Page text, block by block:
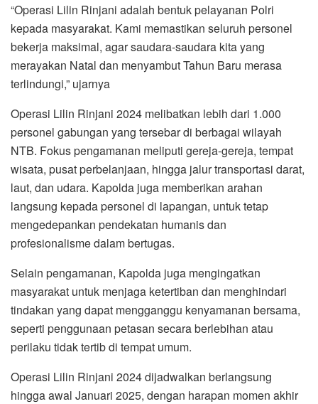
“Operasi Lilin Rinjani adalah bentuk pelayanan Polri
kepada masyarakat. Kami memastikan seluruh personel
bekerja maksimal, agar saudara-saudara kita yang
merayakan Natal dan menyambut Tahun Baru merasa
terlindungi,” ujarnya
Operasi Lilin Rinjani 2024 melibatkan lebih dari 1.000
personel gabungan yang tersebar di berbagai wilayah
NTB. Fokus pengamanan meliputi gereja-gereja, tempat
wisata, pusat perbelanjaan, hingga jalur transportasi darat,
laut, dan udara. Kapolda juga memberikan arahan
langsung kepada personel di lapangan, untuk tetap
mengedepankan pendekatan humanis dan
profesionalisme dalam bertugas.
Selain pengamanan, Kapolda juga mengingatkan
masyarakat untuk menjaga ketertiban dan menghindari
tindakan yang dapat mengganggu kenyamanan bersama,
seperti penggunaan petasan secara berlebihan atau
perilaku tidak tertib di tempat umum.
Operasi Lilin Rinjani 2024 dijadwalkan berlangsung
hingga awal Januari 2025, dengan harapan momen akhir